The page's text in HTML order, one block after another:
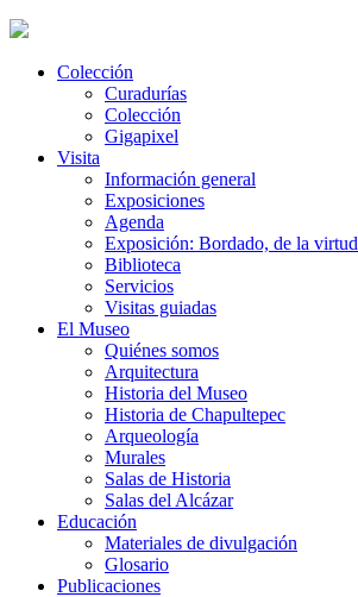
Colección
Curadurías
Colección
Gigapixel
Visita
Información general
Exposiciones
Agenda
Exposición: Bordado, de la virtud
Biblioteca
Servicios
Visitas guiadas
El Museo
Quiénes somos
Arquitectura
Historia del Museo
Historia de Chapultepec
Arqueología
Murales
Salas de Historia
Salas del Alcázar
Educación
Materiales de divulgación
Glosario
Publicaciones